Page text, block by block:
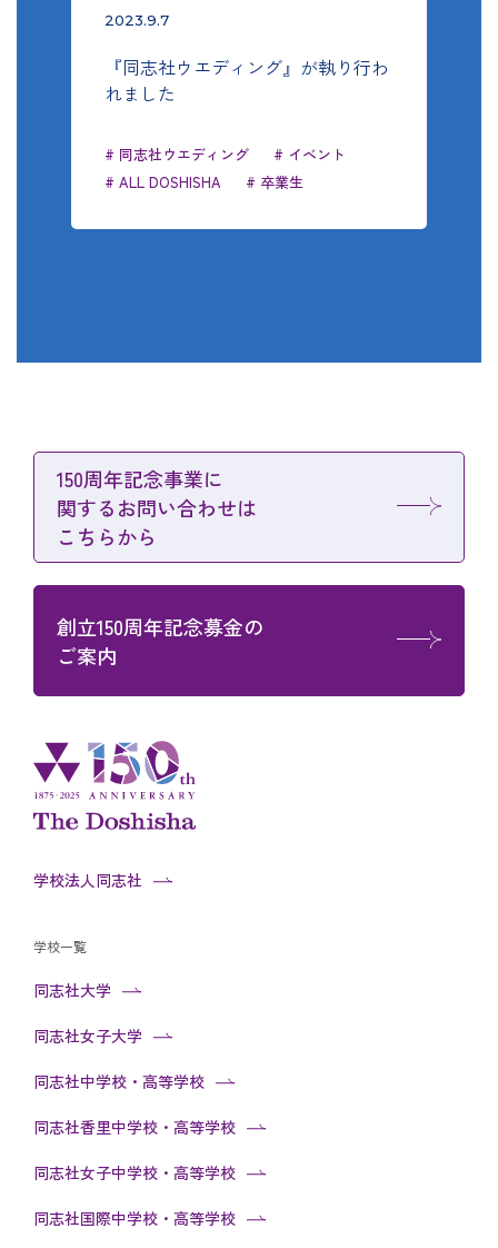
2023.9.7
『同志社ウエディング』が執り行わ
れました
# 同志社ウエディング
# イベント
# ALL DOSHISHA
# 卒業生
150周年記念事業に
関するお問い合わせは
こちらから
創立150周年記念募金の
ご案内
学校法人同志社
学校一覧
同志社大学
同志社女子大学
同志社中学校・高等学校
同志社香里中学校・高等学校
同志社女子中学校・高等学校
同志社国際中学校・高等学校